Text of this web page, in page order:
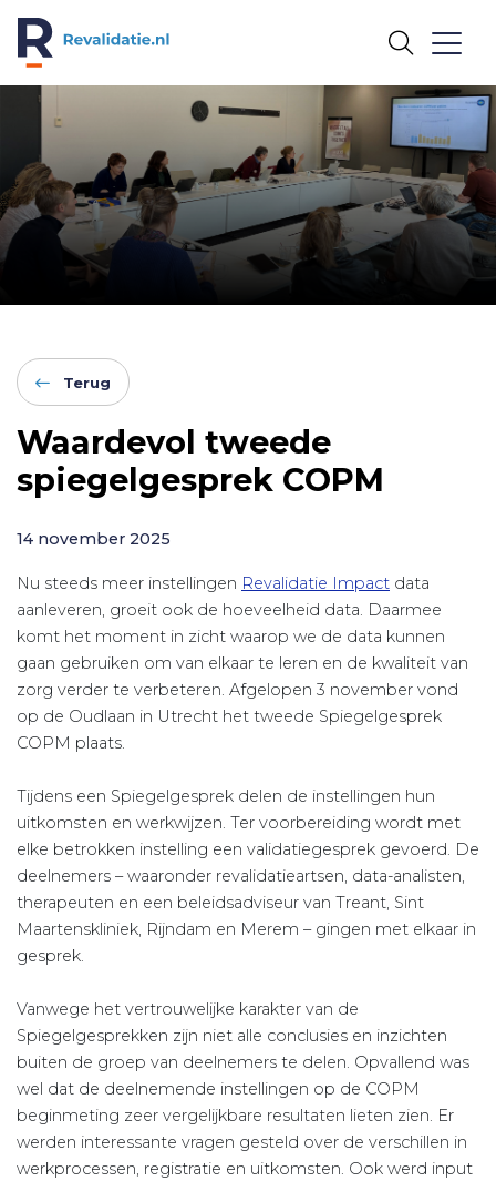
REVALIDATIE.NL
Terug
Waardevol tweede
spiegelgesprek COPM
14 november 2025
Nu steeds meer instellingen Revalidatie Impact data
aanleveren, groeit ook de hoeveelheid data. Daarmee
komt het moment in zicht waarop we de data kunnen
gaan gebruiken om van elkaar te leren en de kwaliteit van
zorg verder te verbeteren. Afgelopen 3 november vond
op de Oudlaan in Utrecht het tweede Spiegelgesprek
COPM plaats.
Tijdens een Spiegelgesprek delen de instellingen hun
uitkomsten en werkwijzen. Ter voorbereiding wordt met
elke betrokken instelling een validatiegesprek gevoerd. De
deelnemers – waaronder revalidatieartsen, data-analisten,
therapeuten en een beleidsadviseur van Treant, Sint
Maartenskliniek, Rijndam en Merem – gingen met elkaar in
gesprek.
Vanwege het vertrouwelijke karakter van de
Spiegelgesprekken zijn niet alle conclusies en inzichten
buiten de groep van deelnemers te delen. Opvallend was
wel dat de deelnemende instellingen op de COPM
beginmeting zeer vergelijkbare resultaten lieten zien. Er
werden interessante vragen gesteld over de verschillen in
werkprocessen, registratie en uitkomsten. Ook werd input